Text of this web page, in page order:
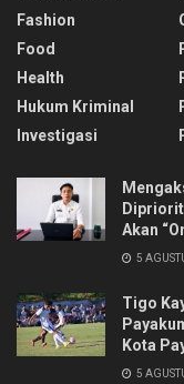
Fashion
Food
Health
Hukum Kriminal
Investigasi
Akan
5
Tigo
Kota
5